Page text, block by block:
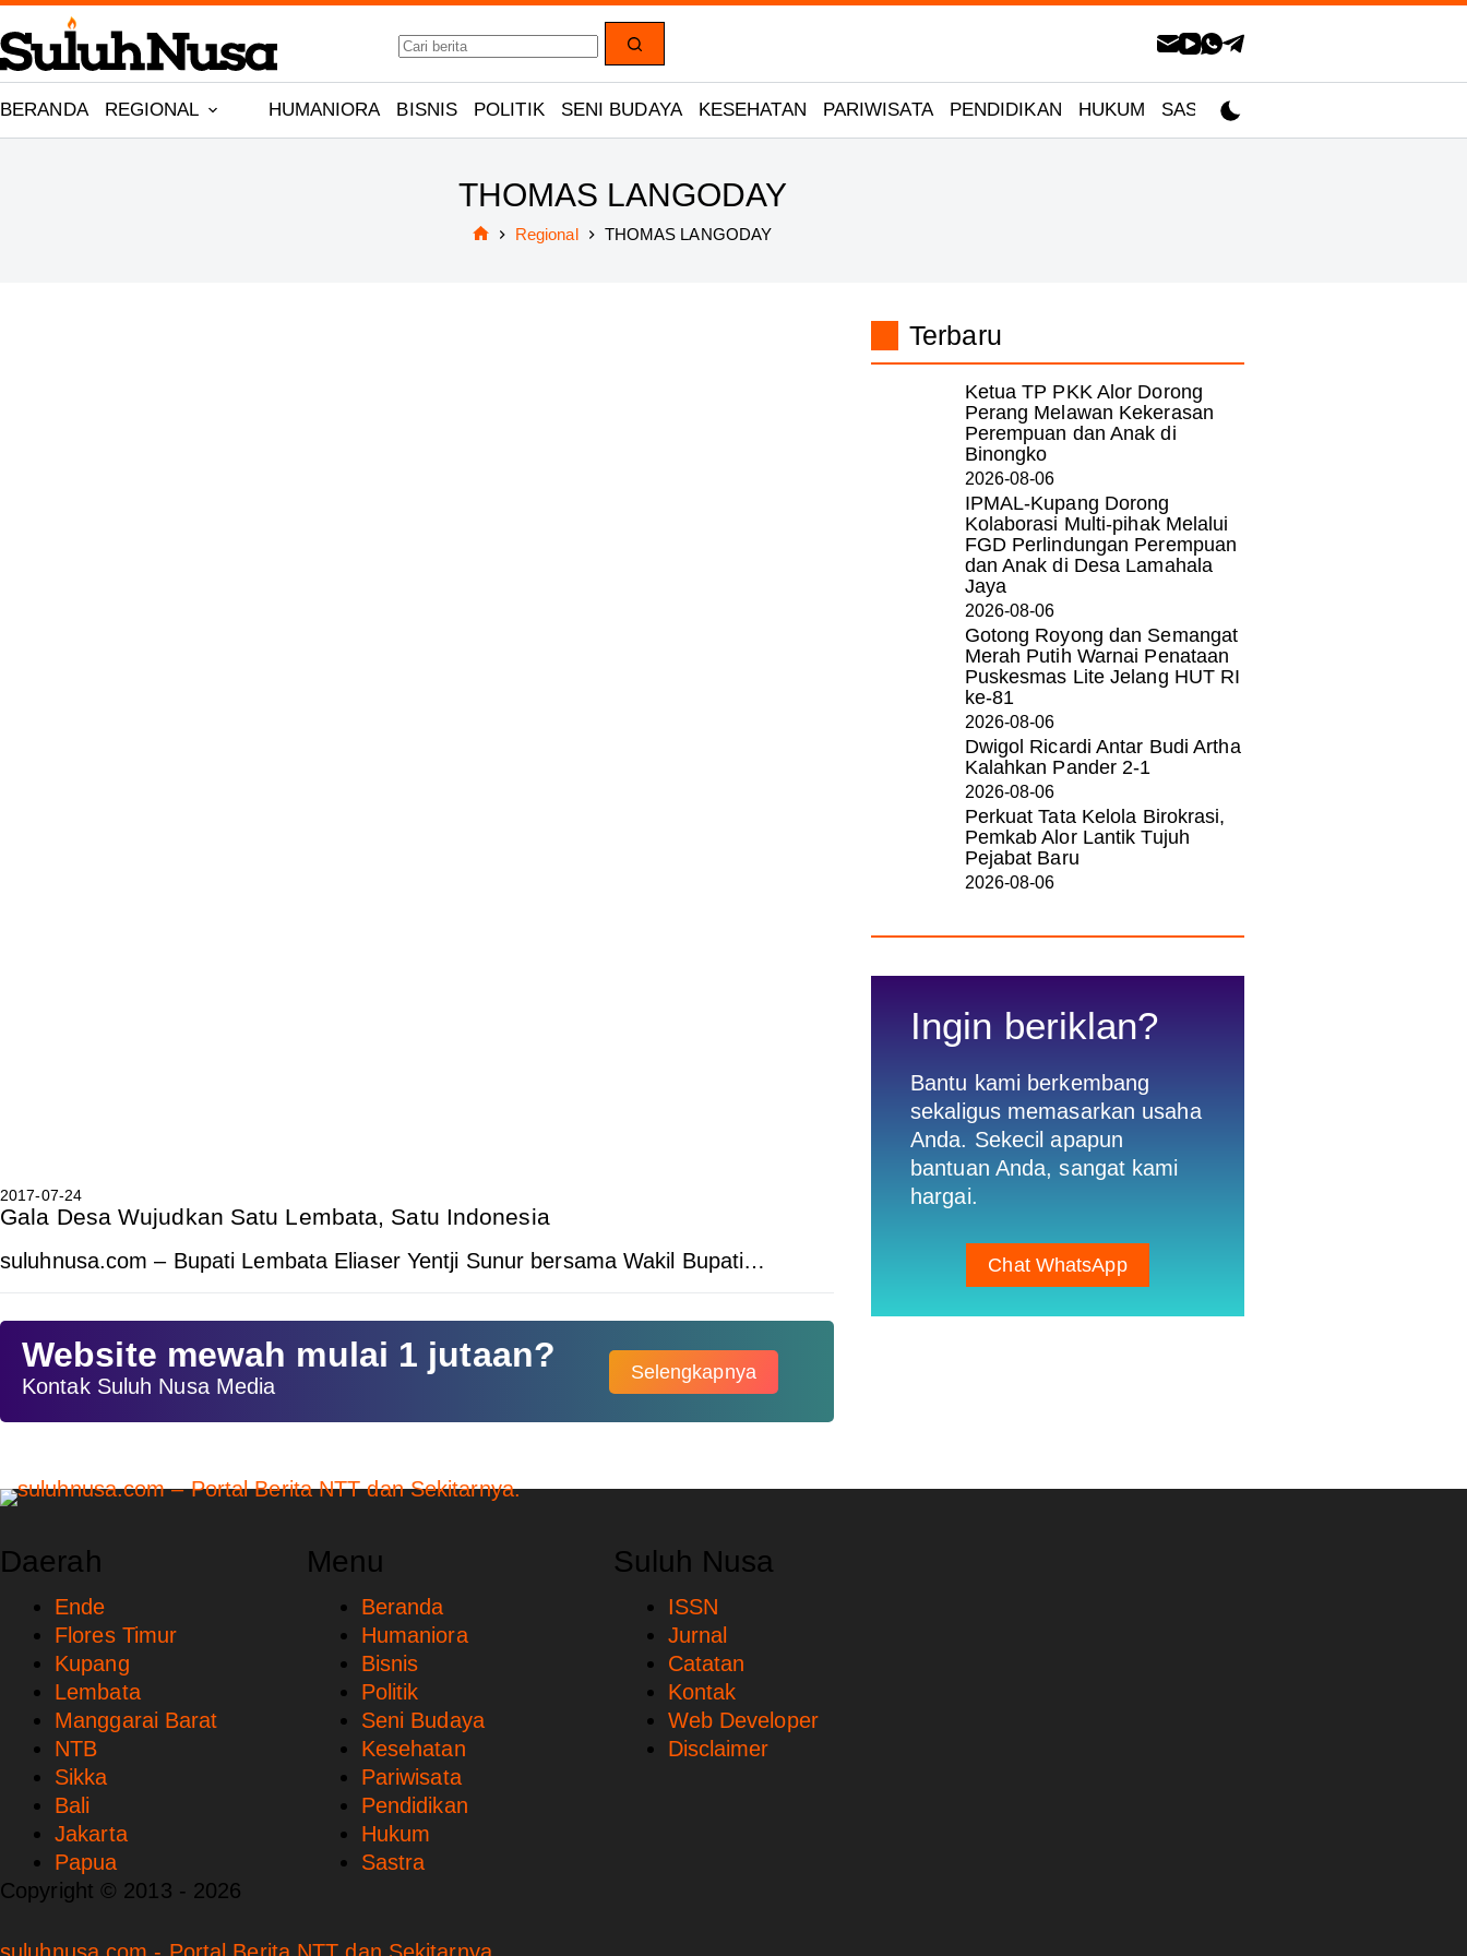
Skip
to
content
No
results
BERANDA REGIONAL HUMANIORA BISNIS POLITIK SENI BUDAYA KESEHATAN PARIWISATA PENDIDIKAN HUKUM SASTRA
THOMAS LANGODAY
Regional THOMAS LANGODAY
2017-07-24
Gala Desa Wujudkan Satu Lembata, Satu Indonesia
suluhnusa.com – Bupati Lembata Eliaser Yentji Sunur bersama Wakil Bupati…
Website mewah mulai 1 jutaan?
Kontak Suluh Nusa Media
Selengkapnya
Terbaru
Ketua TP PKK Alor Dorong
Perang Melawan Kekerasan
Perempuan dan Anak di
Binongko
2026-08-06
IPMAL-Kupang Dorong
Kolaborasi Multi-pihak Melalui
FGD Perlindungan Perempuan
dan Anak di Desa Lamahala
Jaya
2026-08-06
Gotong Royong dan Semangat
Merah Putih Warnai Penataan
Puskesmas Lite Jelang HUT RI
ke-81
2026-08-06
Dwigol Ricardi Antar Budi Artha
Kalahkan Pander 2-1
2026-08-06
Perkuat Tata Kelola Birokrasi,
Pemkab Alor Lantik Tujuh
Pejabat Baru
2026-08-06
Ingin beriklan?
Bantu kami berkembang
sekaligus memasarkan usaha
Anda. Sekecil apapun
bantuan Anda, sangat kami
hargai.
Chat WhatsApp
Daerah
Ende
Flores Timur
Kupang
Lembata
Manggarai Barat
NTB
Sikka
Bali
Jakarta
Papua
Menu
Beranda
Humaniora
Bisnis
Politik
Seni Budaya
Kesehatan
Pariwisata
Pendidikan
Hukum
Sastra
Suluh Nusa
ISSN
Jurnal
Catatan
Kontak
Web Developer
Disclaimer
Copyright © 2013 - 2026